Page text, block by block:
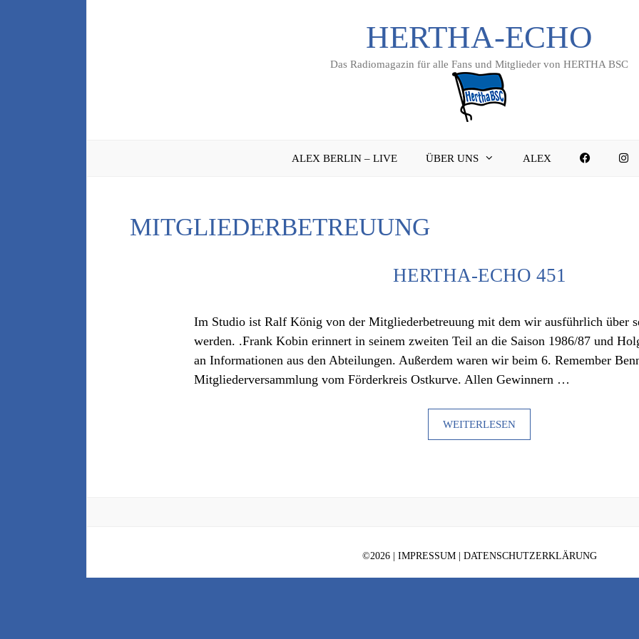
HERTHA-ECHO
Das Radiomagazin für alle Fans und Mitglieder von HERTHA BSC
ALEX BERLIN – LIVE ÜBER UNS ALEX
MITGLIEDERBETREUUNG
HERTHA-ECHO 451
Im Studio ist Ralf König von der Mitgliederbetreuung mit dem wir ausführlich über
werden. .Frank Kobin erinnert in seinem zweiten Teil an die Saison 1986/87 und
an Informationen aus den Abteilungen. Außerdem waren wir beim 6. Remember
Mitgliederversammlung vom Förderkreis Ostkurve. Allen Gewinnern …
WEITERLESEN
©2026 | IMPRESSUM| DATENSCHUTZERKLÄRUNG